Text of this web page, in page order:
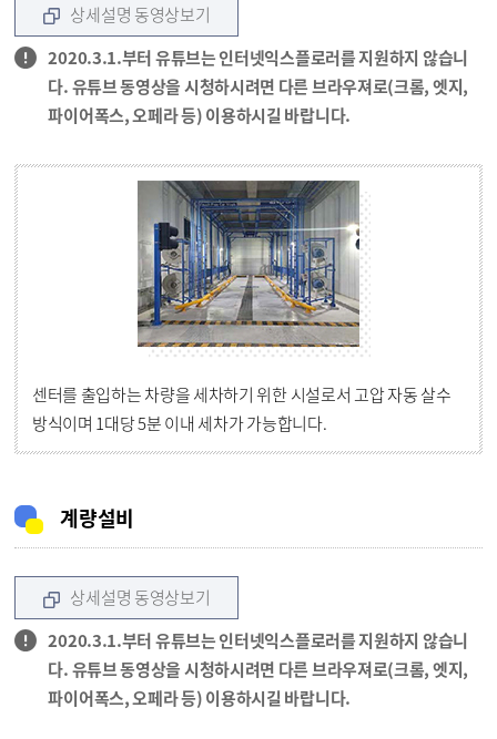
상세설명 동영상보기
2020.3.1.부터 유튜브는 인터넷익스플로러를 지원하지 않습니
다. 유튜브 동영상을 시청하시려면 다른 브라우져로(크롬, 엣지,
파이어폭스, 오페라 등) 이용하시길 바랍니다.
센터를 출입하는 차량을 세차하기 위한 시설로서 고압 자동 살수
방식이며 1대당 5분 이내 세차가 가능합니다.
계량설비
상세설명 동영상보기
2020.3.1.부터 유튜브는 인터넷익스플로러를 지원하지 않습니
다. 유튜브 동영상을 시청하시려면 다른 브라우져로(크롬, 엣지,
파이어폭스, 오페라 등) 이용하시길 바랍니다.